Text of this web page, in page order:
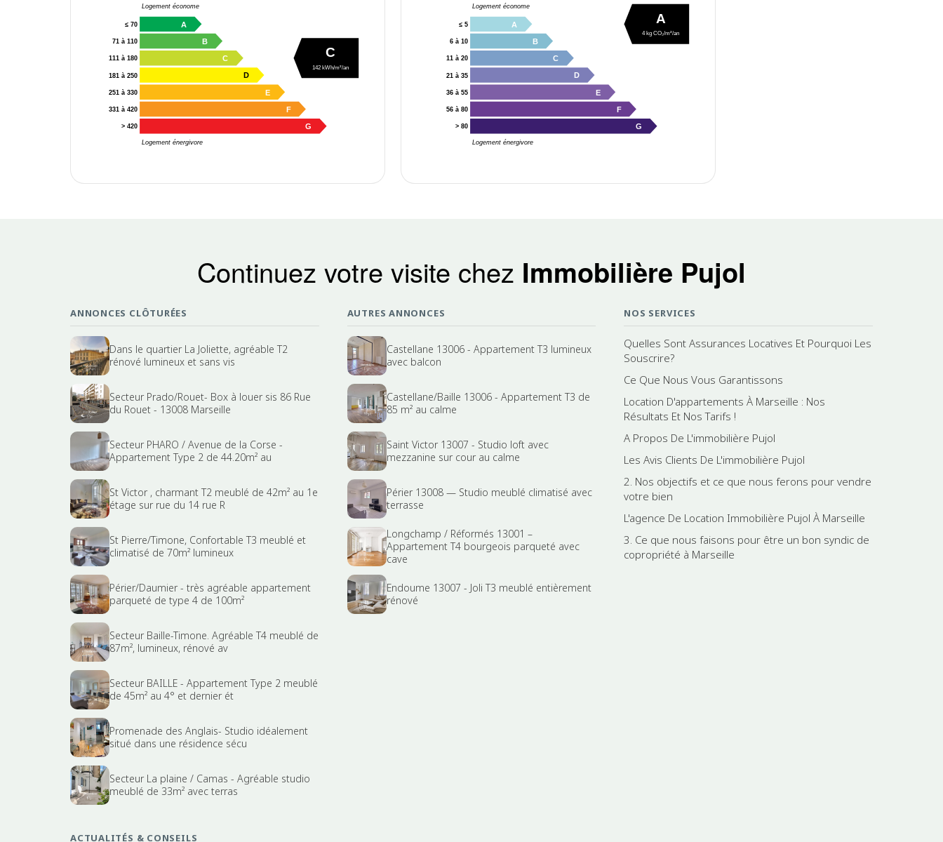
Logement économe
Logement énergivore
≤ 70 A
71 à 110 B
111 à 180 C
181 à 250 D
251 à 330 E
331 à 420 F
> 420 G
C
142 kWh/m²/an
Logement économe
Logement énergivore
≤ 5 A
6 à 10 B
11 à 20 C
21 à 35 D
36 à 55 E
56 à 80 F
> 80 G
A
4 kg CO₂/m²/an
Continuez votre visite chez Immobilière Pujol
ANNONCES CLÔTURÉES
Dans le quartier La Joliette, agréable T2
rénové lumineux et sans vis
Secteur Prado/Rouet- Box à louer sis 86 Rue
du Rouet - 13008 Marseille
Secteur PHARO / Avenue de la Corse -
Appartement Type 2 de 44.20m² au
St Victor , charmant T2 meublé de 42m² au 1e
étage sur rue du 14 rue R
St Pierre/Timone, Confortable T3 meublé et
climatisé de 70m² lumineux
Périer/Daumier - très agréable appartement
parqueté de type 4 de 100m²
Secteur Baille-Timone. Agréable T4 meublé de
87m², lumineux, rénové av
Secteur BAILLE - Appartement Type 2 meublé
de 45m² au 4° et dernier ét
Promenade des Anglais- Studio idéalement
situé dans une résidence sécu
Secteur La plaine / Camas - Agréable studio
meublé de 33m² avec terras
AUTRES ANNONCES
Castellane 13006 - Appartement T3 lumineux
avec balcon
Castellane/Baille 13006 - Appartement T3 de
85 m² au calme
Saint Victor 13007 - Studio loft avec
mezzanine sur cour au calme
Périer 13008 — Studio meublé climatisé avec
terrasse
Longchamp / Réformés 13001 –
Appartement T4 bourgeois parqueté avec
cave
Endoume 13007 - Joli T3 meublé entièrement
rénové
NOS SERVICES
Quelles Sont Assurances Locatives Et Pourquoi Les
Souscrire?
Ce Que Nous Vous Garantissons
Location D'appartements À Marseille : Nos
Résultats Et Nos Tarifs !
A Propos De L'immobilière Pujol
Les Avis Clients De L'immobilière Pujol
2. Nos objectifs et ce que nous ferons pour vendre
votre bien
L'agence De Location Immobilière Pujol À Marseille
3. Ce que nous faisons pour être un bon syndic de
copropriété à Marseille
ACTUALITÉS & CONSEILS